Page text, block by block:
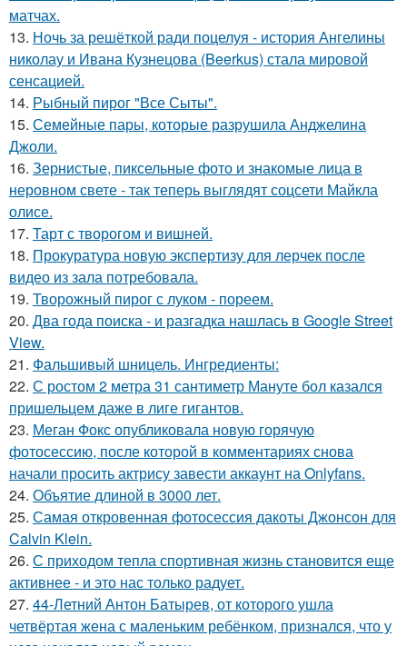
матчах.
13. Ночь за решёткой ради поцелуя - история Ангелины
николау и Ивана Кузнецова (Beerkus) стала мировой
сенсацией.
14. Рыбный пирог "Все Сыты".
15. Семейные пары, которые разрушила Анджелина
Джоли.
16. Зернистые, пиксельные фото и знакомые лица в
неровном свете - так теперь выглядят соцсети Майкла
олисе.
17. Тарт с творогом и вишней.
18. Прокуратура новую экспертизу для лерчек после
видео из зала потребовала.
19. Творожный пирог с луком - пореем.
20. Два года поиска - и разгадка нашлась в Google Street
View.
21. Фальшивый шницель. Ингредиенты:
22. С ростом 2 метра 31 сантиметр Мануте бол казался
пришельцем даже в лиге гигантов.
23. Меган Фокс опубликовала новую горячую
фотосессию, после которой в комментариях снова
начали просить актрису завести аккаунт на Onlyfans.
24. Объятие длиной в 3000 лет.
25. Самая откровенная фотосессия дакоты Джонсон для
Calvin Klein.
26. С приходом тепла спортивная жизнь становится еще
активнее - и это нас только радует.
27. 44-Летний Антон Батырев, от которого ушла
четвёртая жена с маленьким ребёнком, признался, что у